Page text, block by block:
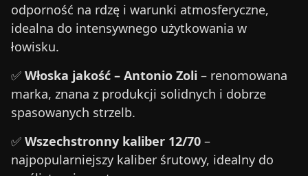
odporność na rdzę i warunki atmosferyczne,
idealna do intensywnego użytkowania w
łowisku.
✅ Włoska jakość – Antonio Zoli – renomowana
marka, znana z produkcji solidnych i dobrze
spasowanych strzelb.
✅ Wszechstronny kaliber 12/70 –
najpopularniejszy kaliber śrutowy, idealny do